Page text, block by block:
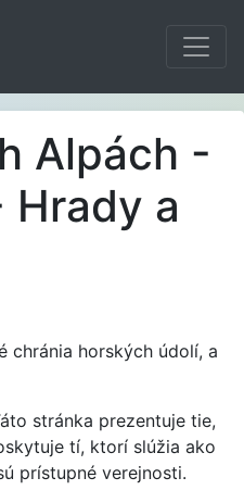
Alpách -
Hrady a
chránia horských údolí, a
stránka prezentuje tie,
tí, ktorí slúžia ako
prístupné verejnosti.